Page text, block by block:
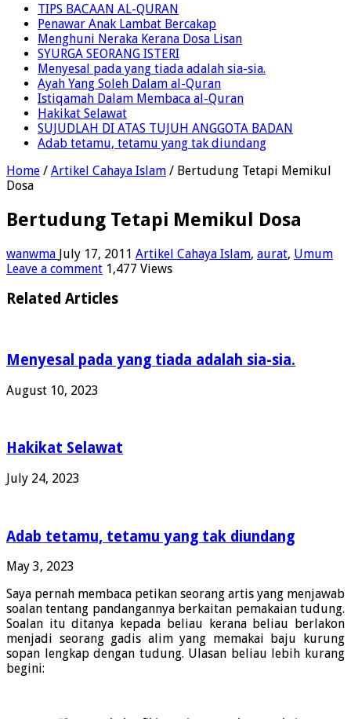
TIPS BACAAN AL-QURAN
Penawar Anak Lambat Bercakap
Menghuni Neraka Kerana Dosa Lisan
SYURGA SEORANG ISTERI
Menyesal pada yang tiada adalah sia-sia.
Ayah Yang Soleh Dalam al-Quran
Istiqamah Dalam Membaca al-Quran
Hakikat Selawat
SUJUDLAH DI ATAS TUJUH ANGGOTA BADAN
Adab tetamu, tetamu yang tak diundang
Home / Artikel Cahaya Islam / Bertudung Tetapi Memikul
Dosa
Bertudung Tetapi Memikul Dosa
wanwma July 17, 2011 Artikel Cahaya Islam, aurat, Umum
Leave a comment 1,477 Views
Related Articles
Menyesal pada yang tiada adalah sia-sia.
August 10, 2023
Hakikat Selawat
July 24, 2023
Adab tetamu, tetamu yang tak diundang
May 3, 2023
Saya pernah membaca petikan seorang artis yang menjawab
soalan tentang pandangannya berkaitan pemakaian tudung.
Soalan itu ditanya kepada beliau kerana beliau berlakon
menjadi seorang gadis alim yang memakai baju kurung
sopan lengkap dengan tudung. Ulasan beliau lebih kurang
begini: